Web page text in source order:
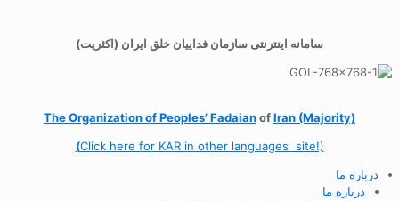
سامانه اینترنتی سازمان فداییان خلق ایران (اکثریت)
The Organization ofPeoples’ FadaianofIran (Majority)
(Click here for KAR in other languages site!)
درباره ما
درباره ما